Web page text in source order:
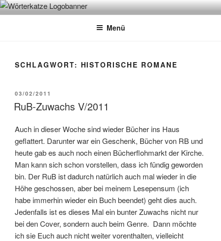
Zum
InhaltWÖRTERKATZE
Von Büchern erzählen
Menü
SCHLAGWORT: HISTORISCHE ROMANE
VERÖFFENTLICHT
AM
03/02/2011
RuB-Zuwachs V/2011
Auch in dieser Woche sind wieder Bücher ins Haus
geflattert. Darunter war ein Geschenk, Bücher von RB und
heute gab es auch noch einen Bücherflohmarkt der Kirche.
Man kann sich schon vorstellen, dass ich fündig geworden
bin. Der RuB ist dadurch natürlich auch mal wieder in die
Höhe geschossen, aber bei meinem Lesepensum (ich
habe immerhin wieder ein Buch beendet) geht dies auch.
Jedenfalls ist es dieses Mal ein bunter Zuwachs nicht nur
bei den Cover, sondern auch beim Genre. Dann möchte
ich sie Euch auch nicht weiter vorenthalten, vielleicht